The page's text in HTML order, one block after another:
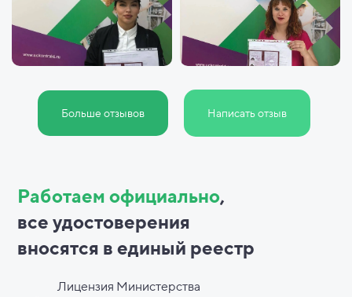
Больше отзывов Написать отзыв
Работаем официально,
все удостоверения
вносятся в единый реестр
Лицензия Министерства